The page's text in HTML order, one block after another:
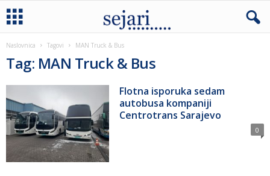
Naslovnica Tagovi MAN Truck & Bus
Tag: MAN Truck & Bus
Flotna isporuka sedam
autobusa kompaniji
Centrotrans Sarajevo
0